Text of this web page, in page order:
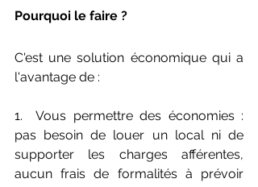
Pourquoi le faire ?
C'est une solution économique qui a
l'avantage de :
1.  Vous permettre des économies :
pas besoin de louer un local ni de
supporter les charges afférentes,
aucun frais de formalités à prévoir